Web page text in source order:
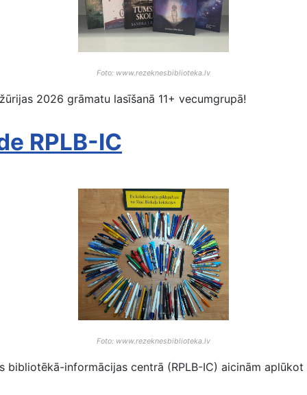
Foto: www.rezeknesbiblioteka.lv
2026 grāmatu lasīšanā 11+ vecumgrupā!
RPLB-IC
Foto: www.rezeknesbiblioteka.lv
bibliotēkā-informācijas centrā (RPLB-IC) aicinām